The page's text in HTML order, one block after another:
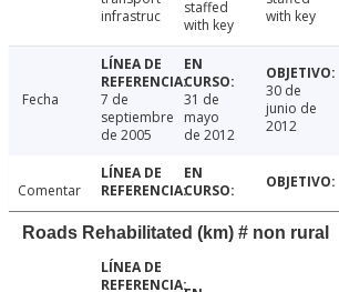
infrastruc
staffed
with key
with key
Fecha
7 de
septiembre
de 2005
31 de
mayo
de 2012
30 de
junio de
2012
Comentar
Roads Rehabilitated (km) # non rural